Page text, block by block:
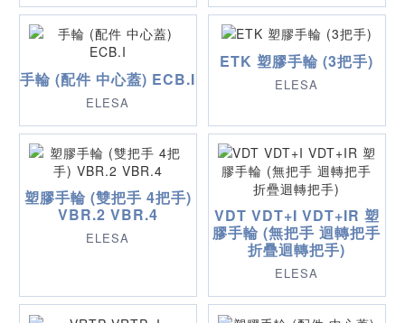
手輪 (配件 中心蓋) ECB.I
ELESA
ETK 塑膠手輪 (3把手)
ELESA
塑膠手輪 (雙把手 4把手)
VBR.2 VBR.4
ELESA
VDT VDT+I VDT+IR 塑
膠手輪 (無把手 迴轉把手
折疊迴轉把手)
ELESA